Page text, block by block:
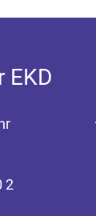
EKD
2